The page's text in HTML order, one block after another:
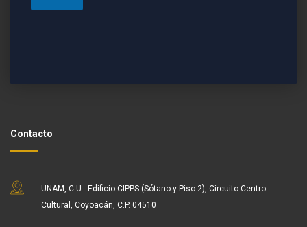
Contacto
UNAM, C.U.. Edificio CIPPS (Sótano y Piso 2), Circuito Centro
Cultural, Coyoacán, C.P. 04510